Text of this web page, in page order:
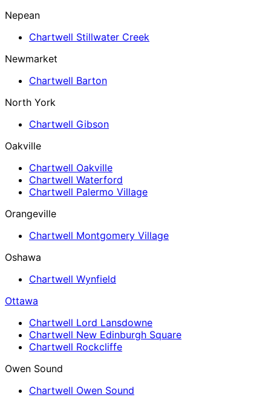
Nepean
Chartwell Stillwater Creek
Newmarket
Chartwell Barton
North York
Chartwell Gibson
Oakville
Chartwell Oakville
Chartwell Waterford
Chartwell Palermo Village
Orangeville
Chartwell Montgomery Village
Oshawa
Chartwell Wynfield
Ottawa
Chartwell Lord Lansdowne
Chartwell New Edinburgh Square
Chartwell Rockcliffe
Owen Sound
Chartwell Owen Sound